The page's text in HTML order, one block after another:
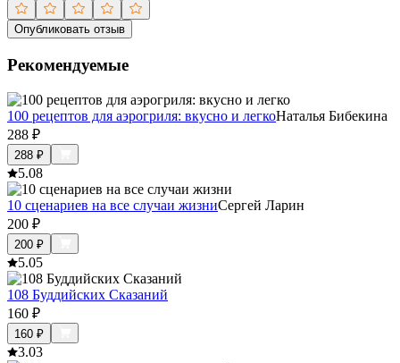
Опубликовать отзыв
Рекомендуемые
100 рецептов для аэрогриля: вкусно и легкоНаталья Бибекина
288 ₽
288 ₽
5.08
10 сценариев на все случаи жизниСергей Ларин
200 ₽
200 ₽
5.05
108 Буддийских Сказаний
160 ₽
160 ₽
3.03